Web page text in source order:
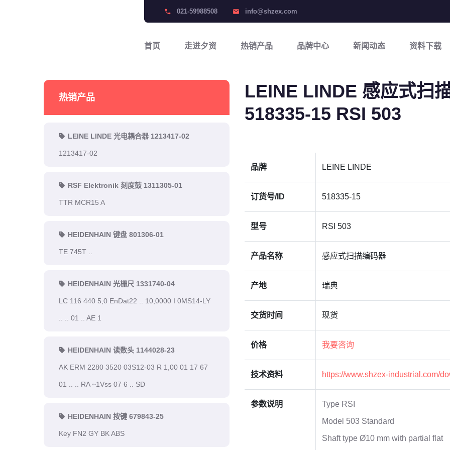
phone 021-59988508 email info@shzex.com
首页 走进夕资 热销产品 品牌中心 新闻动态 资料下载
热销产品
LEINE LINDE 光电耦合器 1213417-02
1213417-02
RSF Elektronik 刻度鼓 1311305-01
TTR MCR15 A
HEIDENHAIN 键盘 801306-01
TE 745T ..
HEIDENHAIN 光栅尺 1331740-04
LC 116 440 5,0 EnDat22 .. 10,0000 I 0MS14-LY
.. .. 01 .. AE 1
HEIDENHAIN 读数头 1144028-23
AK ERM 2280 3520 03S12-03 R 1,00 01 17 67
01 .. .. RA ~1Vss 07 6 .. SD
HEIDENHAIN 按键 679843-25
Key FN2 GY BK ABS
LEINE LINDE 感应式扫
518335-15 RSI 503
品牌 LEINE LINDE
订货号/ID 518335-15
型号 RSI 503
产品名称 感应式扫描编码器
产地 瑞典
交货时间 现货
价格 我要咨询
技术资料 https://www.shzex-industrial.com/
参数说明
Type RSI
Model 503 Standard
Shaft type Ø10 mm with partial flat